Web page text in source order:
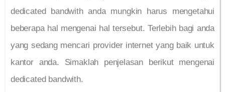
dedicated bandwith anda mungkin harus mengetahui
beberapa hal mengenai hal tersebut. Terlebih bagi anda
yang sedang mencari provider internet yang baik untuk
kantor anda. Simaklah penjelasan berikut mengenai
dedicated bandwith.